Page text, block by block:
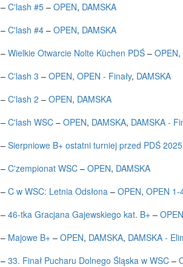
–C'lash #5 –OPEN, DAMSKA
–C'lash #4 –OPEN, DAMSKA
–Wielkie Otwarcie Nolte Küchen PDŚ –OPEN,
–C'lash 3 –OPEN,OPEN - Finały, DAMSKA
–C'lash 2 –OPEN, DAMSKA
–C'lash WSC –OPEN, DAMSKA, DAMSKA -
–Sierpniowe B+ ostatni turniej przed PDŚ 2025
–C'zempionat WSC –OPEN, DAMSKA
–C w WSC: Letnia Odsłona –OPEN,OPEN 1-
–46-tka Gracjana Gajewskiego kat. B+ –OPEN
– Majowe B+ –OPEN, DAMSKA, DAMSKA -
–33. Finał Pucharu Dolnego Śląska w WSC –